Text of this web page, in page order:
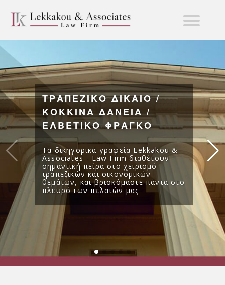
ΤΡΑΠΕΖΙΚΟ ΔΙΚΑΙΟ /
ΚΟΚΚΙΝΑ ΔΑΝΕΙΑ /
ΕΛΒΕΤΙΚΟ ΦΡΑΓΚΟ
Τα δικηγορικά γραφεία Lekkakou &
Associates - Law Firm διαθέτουν
σημαντική πείρα στο χειρισμό
τραπεζικών και οικονομικών
θεμάτων, και βρισκόμαστε πάντα στο
πλευρό των πελατών μας